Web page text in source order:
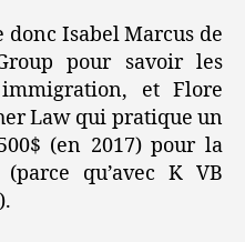
donc Isabel Marcus de
pour savoir les
et Flore
Law qui pratique un
(en 2017) pour la
qu’avec K VB